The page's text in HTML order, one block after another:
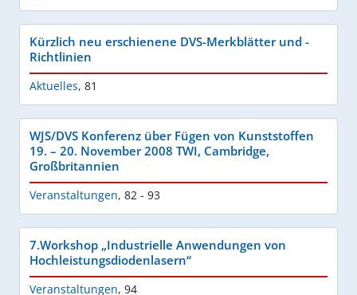
Kürzlich neu erschienene DVS-Merkblätter und -
Richtlinien
Aktuelles, 81
WJS/DVS Konferenz über Fügen von Kunststoffen
19. – 20. November 2008 TWI, Cambridge,
Großbritannien
Veranstaltungen, 82 - 93
7.Workshop „Industrielle Anwendungen von
Hochleistungsdiodenlasern“
Veranstaltungen, 94